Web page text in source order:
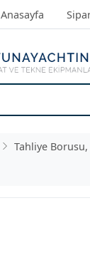
Anasayfa
Tahliye